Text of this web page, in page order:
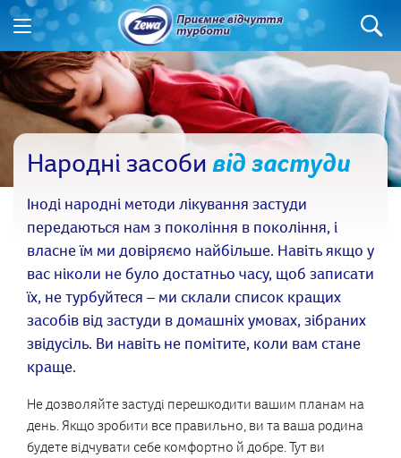
Народні засоби від застуди
Іноді народні методи лікування застуди
передаються нам з покоління в покоління, і
власне їм ми довіряємо найбільше. Навіть якщо у
вас ніколи не було достатньо часу, щоб записати
їх, не турбуйтеся – ми склали список кращих
засобів від застуди в домашніх умовах, зібраних
звідусіль. Ви навіть не помітите, коли вам стане
краще.
Не дозволяйте застуді перешкодити вашим планам на
день. Якщо зробити все правильно, ви та ваша родина
будете відчувати себе комфортно й добре. Тут ви